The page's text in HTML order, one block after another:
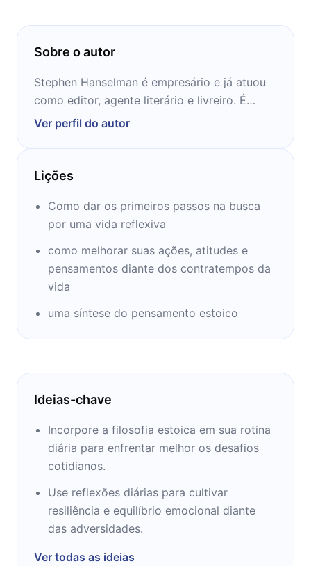
Sobre o autor
Stephen Hanselman é empresário e já atuou
como editor, agente literário e livreiro. É
fundador da agência literária
dos estoicos”, em parceria com Ryan Holiday.
Ver perfil do autor
Lições
Como dar os primeiros passos na busca
por uma vida reflexiva
como melhorar suas ações, atitudes e
pensamentos diante dos contratempos da
vida
uma síntese do pensamento estoico
Ideias-chave
Incorpore a filosofia estoica em sua rotina
diária para enfrentar melhor os desafios
cotidianos.
Use reflexões diárias para cultivar
resiliência e equilíbrio emocional diante
das adversidades.
Ver todas as ideias